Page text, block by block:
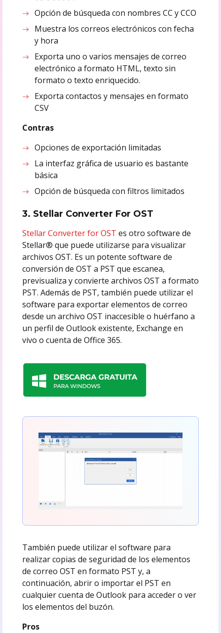
Opción de búsqueda con nombres CC y CCO
Muestra los correos electrónicos con fecha
y hora
Exporta uno o varios mensajes de correo
electrónico a formato HTML, texto sin
formato o texto enriquecido.
Exporta contactos y mensajes en formato
CSV
Contras
Opciones de exportación limitadas
La interfaz gráfica de usuario es bastante
básica
Opción de búsqueda con filtros limitados
3. Stellar Converter For OST
Stellar Converter for OST es otro software de
Stellar® que puede utilizarse para visualizar
archivos OST. Es un potente software de
conversión de OST a PST que escanea,
previsualiza y convierte archivos OST a formato
PST. Además de PST, también puede utilizar el
software para exportar elementos de correo
desde un archivo OST inaccesible o huérfano a
un perfil de Outlook existente, Exchange en
vivo o cuenta de Office 365.
También puede utilizar el software para
realizar copias de seguridad de los elementos
de correo OST en formato PST y, a
continuación, abrir o importar el PST en
cualquier cuenta de Outlook para acceder o ver
los elementos del buzón.
Pros